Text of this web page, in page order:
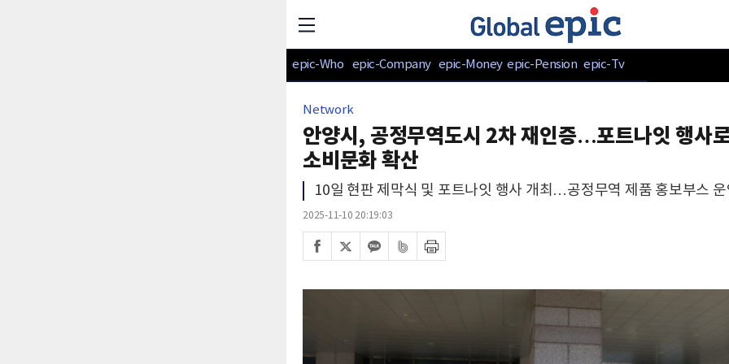
epic-Who epic-Company epic-Money epic-Pension epic-Tv
Network
안양시, 공정무역도시 2차 재인증…포트나잇 행사
소비문화 확산
10일 현판 제막식 및 포트나잇 행사 개최…공정무역 제품 홍보부스
2025-11-10 20:19:03